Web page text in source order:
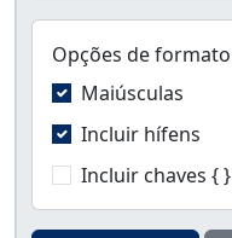
Opções de formato
Maiúsculas
Incluir hífens
Incluir chaves { }